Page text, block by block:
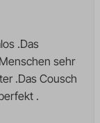
.Das
sehr
.Das Cousch
.